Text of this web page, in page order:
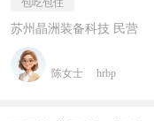
包吃包住
苏州晶洲装备科技 民营
陈女士 hrbp